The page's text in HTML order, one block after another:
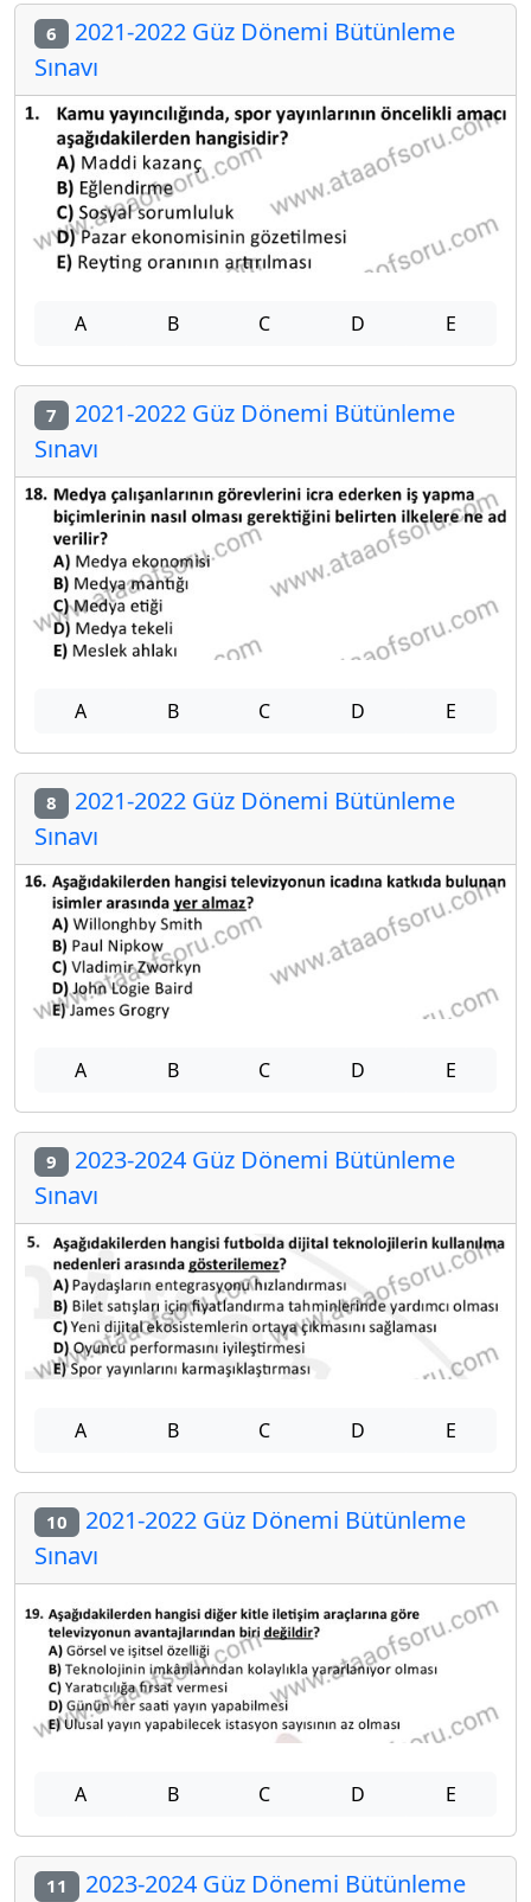
6 2021-2022 Güz Dönemi Bütünleme
Sınavı
A B C D E
7 2021-2022 Güz Dönemi Bütünleme
Sınavı
A B C D E
8 2021-2022 Güz Dönemi Bütünleme
Sınavı
A B C D E
9 2023-2024 Güz Dönemi Bütünleme
Sınavı
A B C D E
10 2021-2022 Güz Dönemi Bütünleme
Sınavı
A B C D E
11 2023-2024 Güz Dönemi Bütünleme